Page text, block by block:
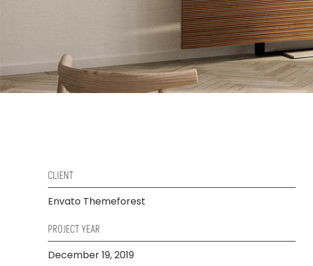
CLIENT
Envato Themeforest
PROJECT YEAR
December 19, 2019